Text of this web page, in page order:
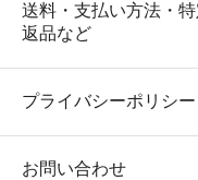
送料・支払い方法・
返品など
プライバシーポリシー
お問い合わせ